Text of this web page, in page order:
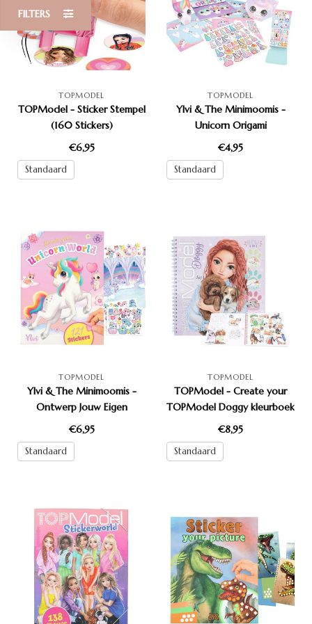
FILTERS
TOPMODEL
TOPModel - Sticker Stempel
(160 Stickers)
€6,95
Standaard
TOPMODEL
Ylvi & The Minimoomis -
Unicorn Origami
€4,95
Standaard
TOPMODEL
Ylvi & The Minimoomis -
Ontwerp Jouw Eigen
Unicorn
€6,95
Standaard
TOPMODEL
TOPModel - Create your
TOPModel Doggy kleurboek
€8,95
Standaard